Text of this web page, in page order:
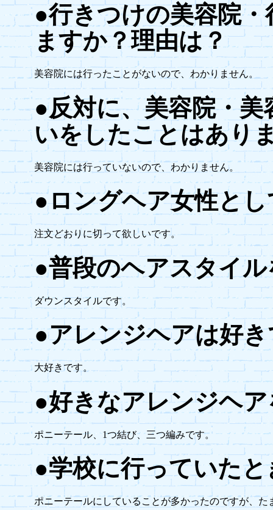
●行きつけの美容院
ますか？理由は？
美容院には行ったことがないので、わかりません。
●反対に、美容院・
いをしたことはあり
美容院には行っていないので、わかりません。
●ロングヘア女性と
注文どおりに切って欲しいです。
●普段のヘアスタイ
ダウンスタイルです。
●アレンジヘアは好
大好きです。
●好きなアレンジヘ
ポニーテール、1つ結び、三つ編みです。
●学校に行っていた
ポニーテールにしていることが多かったのですが、た